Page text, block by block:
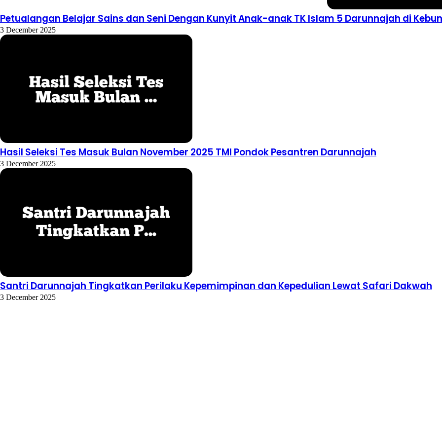
Petualangan Belajar Sains dan Seni Dengan Kunyit Anak-anak TK Islam 5 Darunnajah di Kebun
3 December 2025
Hasil Seleksi Tes Masuk Bulan November 2025 TMI Pondok Pesantren Darunnajah
3 December 2025
Santri Darunnajah Tingkatkan Perilaku Kepemimpinan dan Kepedulian Lewat Safari Dakwah
3 December 2025